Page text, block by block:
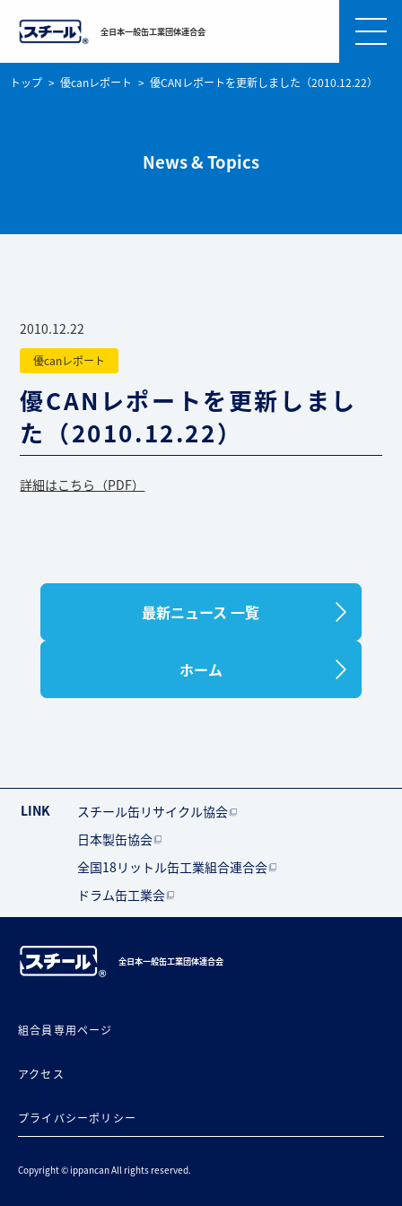
全日本一般缶工業団体連合会
トップ 優canレポート 優CANレポートを更新しました（2010.12.22）
News & Topics
2010.12.22
優canレポート
優CANレポートを更新しまし
た（2010.12.22）
詳細はこちら（PDF）
最新ニュース 一覧
ホーム
LINK
スチール缶リサイクル協会
日本製缶協会
全国18リットル缶工業組合連合会
ドラム缶工業会
全日本一般缶工業団体連合会
組合員専用ページ
アクセス
プライバシーポリシー
Copyright © ippancan All rights reserved.